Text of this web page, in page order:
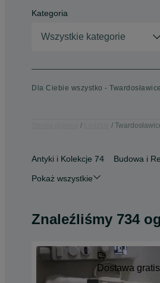
Kategoria
Wszystkie kategorie
Dla Ciebie wszystko -
Antyki i Kolekcje 74 Budowa i
Pokaż wszystkie
Znaleźliśmy 734
Dostawa gratis